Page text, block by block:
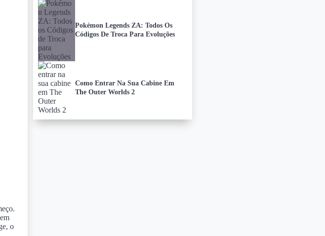
o
Pokémon Legends ZA: Todos Os
Códigos De Troca Para Evoluções
Como Entrar Na Sua Cabine Em
The Outer Worlds 2